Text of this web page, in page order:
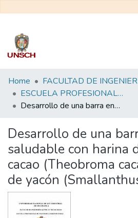
Communities
&
Collections
Statistics
Home
ESCUELA PROFESIONAL DE INGENIERÍA AGROINDUSTRIAL - TESIS
Desarrollo de una barra energética saludable con harina de cascarilla de cacao (Theobroma cacao L.) y jarabe de yacón (Smallanthus sonchifolius)
Desarrollo de una
saludable con harina
cacao (Theobroma
de yacón